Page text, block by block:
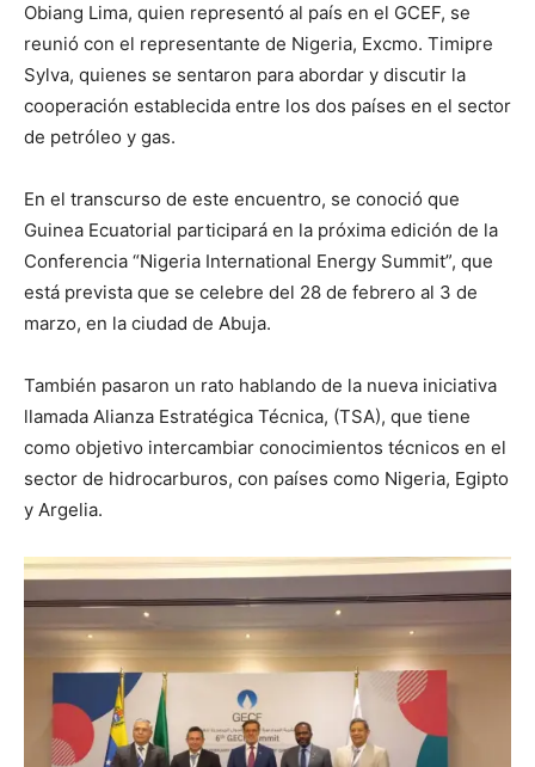
Obiang Lima, quien representó al país en el GCEF, se
reunió con el representante de Nigeria, Excmo. Timipre
Sylva, quienes se sentaron para abordar y discutir la
cooperación establecida entre los dos países en el sector
de petróleo y gas.
En el transcurso de este encuentro, se conoció que
Guinea Ecuatorial participará en la próxima edición de la
Conferencia “Nigeria International Energy Summit”, que
está prevista que se celebre del 28 de febrero al 3 de
marzo, en la ciudad de Abuja.
También pasaron un rato hablando de la nueva iniciativa
llamada Alianza Estratégica Técnica, (TSA), que tiene
como objetivo intercambiar conocimientos técnicos en el
sector de hidrocarburos, con países como Nigeria, Egipto
y Argelia.